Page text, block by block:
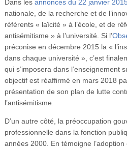
Dans les annonces du 22 janvier
nationale, de la recherche et de
référents « laïcité » à l’école, et de
antisémitisme » à l’université. Si l’
préconise en décembre 2015 la «
dans chaque université », c’est
qui s’imposera dans l’enseignement
objectif est réaffirmé en mars 2018
présentation de son plan de lutte
l’antisémitisme.
D’un autre côté, la préoccupation
professionnelle dans la fonction
années 2000. En témoigne